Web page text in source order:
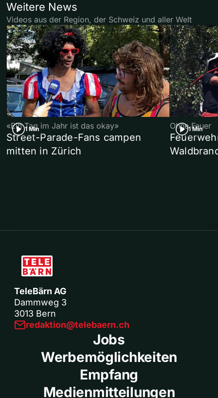
Weitere News
Videos aus der Region, der Schweiz und aller Welt
1 Min
«Ein Tag im Jahr ist das okay»
Street-Parade-Fans campen
mitten in Zürich
1 Min
Ohne Feuer
TeleBärn AG
Dammweg 3
3013 Bern
redaktion@telebaern.ch
Jobs
Werbemöglichkeiten
Empfang
Medienmitteilungen